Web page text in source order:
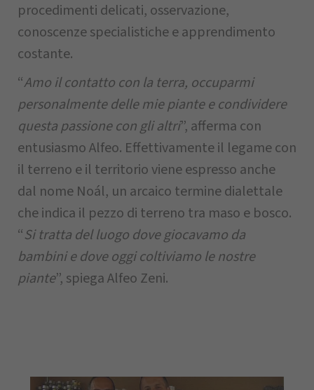
procedimenti delicati, osservazione,
conoscenze specialistiche e apprendimento
costante.
“Amo il contatto con la terra, occuparmi
personalmente delle mie piante e condividere
questa passione con gli altri”, afferma con
entusiasmo Alfeo. Effettivamente il legame con
il terreno e il territorio viene espresso anche
dal nome Noál, un arcaico termine dialettale
che indica il pezzo di terreno tra maso e bosco.
“Si tratta del luogo dove giocavamo da
bambini e dove oggi coltiviamo le nostre
piante”, spiega Alfeo Zeni.